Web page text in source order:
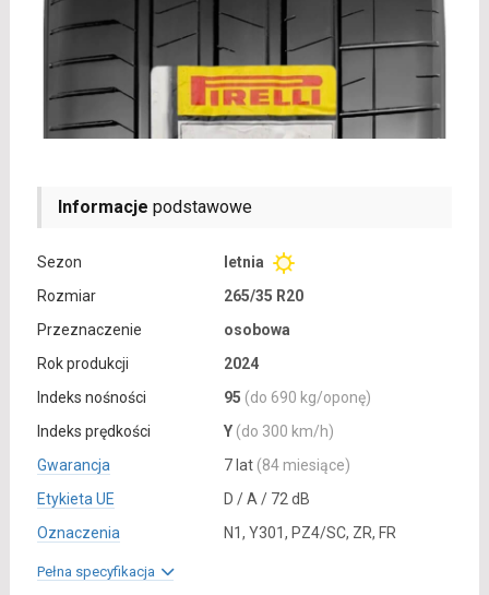
Informacje podstawowe
Sezon
letnia
Rozmiar
265/35 R20
Przeznaczenie
osobowa
Rok produkcji
2024
Indeks nośności
95 (do 690 kg/oponę)
Indeks prędkości
Y (do 300 km/h)
Gwarancja
7 lat (84 miesiące)
Etykieta UE
D / A / 72 dB
Oznaczenia
N1, Y301, PZ4/SC, ZR, FR
Pełna specyfikacja